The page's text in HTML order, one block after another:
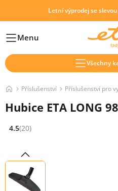
Letní výprodej se
HlavníMenu
Všechny
Příslušenství Příslušenství pro
Hubice ETA LONG
Hodnocení: 4.5 z 5 (20 recenzí)
4.5(20)